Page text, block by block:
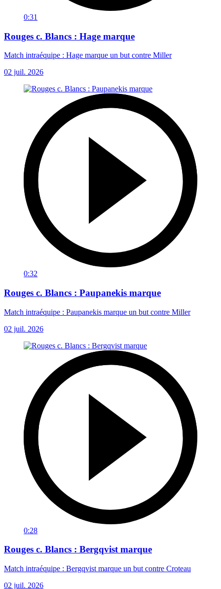
0:31
Rouges c. Blancs : Hage marque
Match intraéquipe : Hage marque un but contre Miller
02 juil. 2026
0:32
Rouges c. Blancs : Paupanekis marque
Match intraéquipe : Paupanekis marque un but contre Miller
02 juil. 2026
0:28
Rouges c. Blancs : Bergqvist marque
Match intraéquipe : Bergqvist marque un but contre Croteau
02 juil. 2026